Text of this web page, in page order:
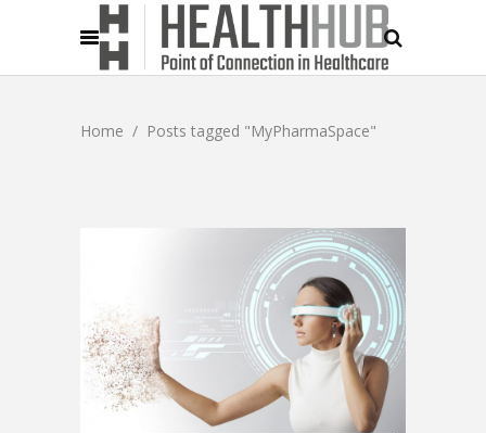
Home / Posts tagged "MyPharmaSpace"